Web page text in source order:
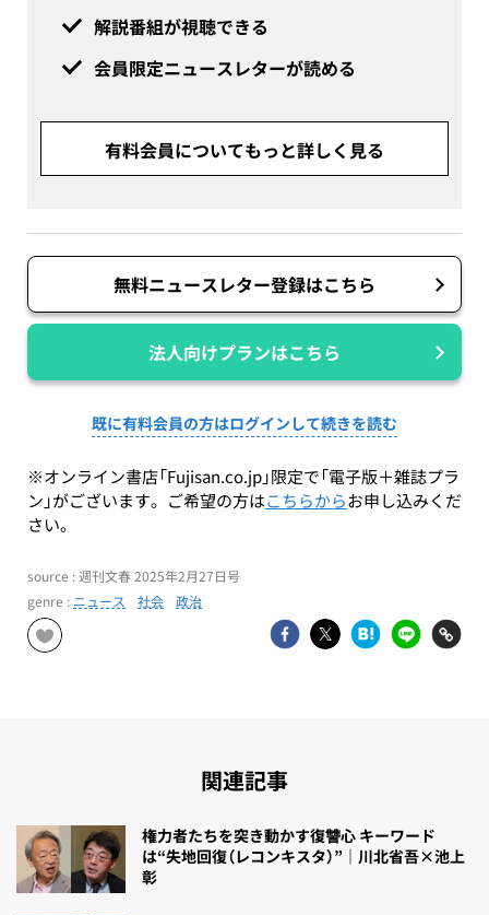
解説番組が視聴できる
会員限定ニュースレターが読める
有料会員についてもっと詳しく見る
無料ニュースレター登録はこちら
法人向けプランはこちら
既に有料会員の方はログインして続きを読む
※オンライン書店「Fujisan.co.jp」限定で「電子版＋雑誌プラ
ン」がございます。ご希望の方はこちらからお申し込みくだ
さい。
source : 週刊文春 2025年2月27日号
genre : ニュース 社会 政治
関連記事
権力者たちを突き動かす復讐心 キーワード
は“失地回復（レコンキスタ）”｜川北省吾×池上
彰